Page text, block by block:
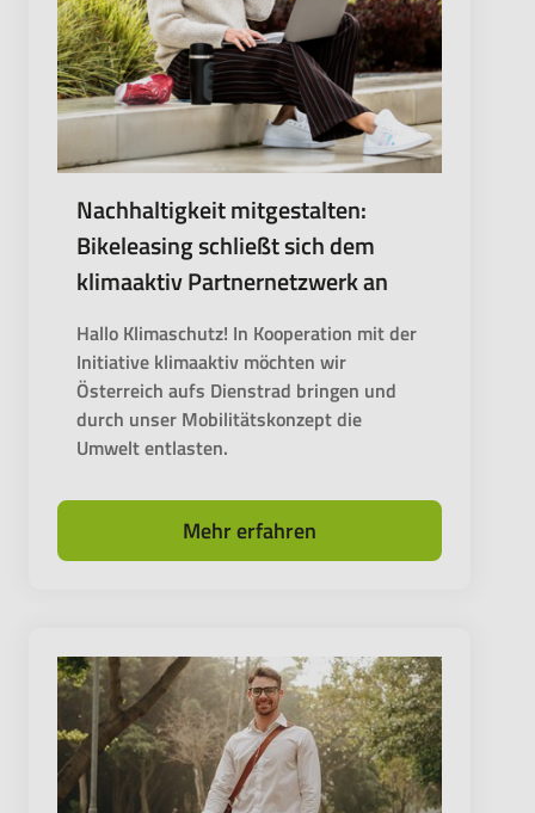
Nachhaltigkeit mitgestalten:
Bikeleasing schließt sich dem
klimaaktiv Partnernetzwerk an
Hallo Klimaschutz! In Kooperation mit der
Initiative klimaaktiv möchten wir
Österreich aufs Dienstrad bringen und
durch unser Mobilitätskonzept die
Umwelt entlasten.
Mehr erfahren